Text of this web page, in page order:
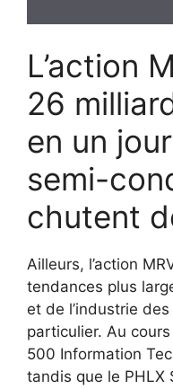
L’action
26
en un
semi-
chutent
Ailleurs, l’action
tendances plus
et de l’industrie
particulier. Au
500 Information
tandis que le PHLX